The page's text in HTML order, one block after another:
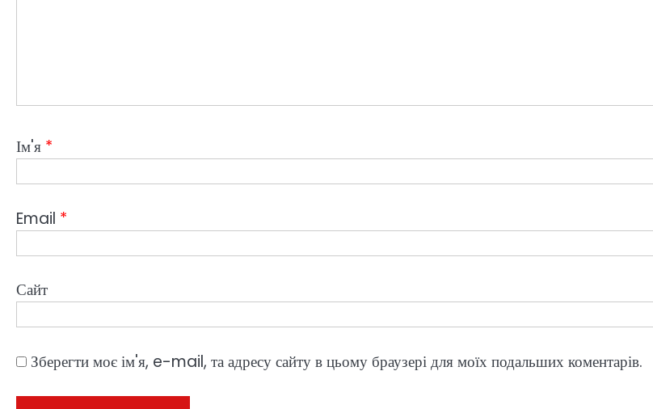
Ім'я *
Email *
Сайт
Зберегти моє ім'я, e-mail, та адресу сайту в цьому браузері для моїх подальших коментарів.